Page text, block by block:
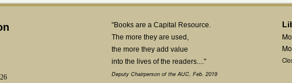
"Books are a Capital Resource.
The more they are used,
the more they add value
into the lives of the readers...."
Deputy Chairperson of the AUC, Feb. 2019